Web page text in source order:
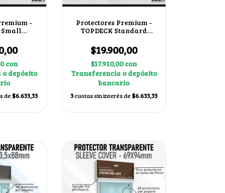
-
Small
con
depósito
de$6.633,33
Protectores Premium -
TOPDECK Standard
$19.900,00
$17.910,00con
Transferencia o depósito
bancario
3cuotas sin interés de$6.633,33